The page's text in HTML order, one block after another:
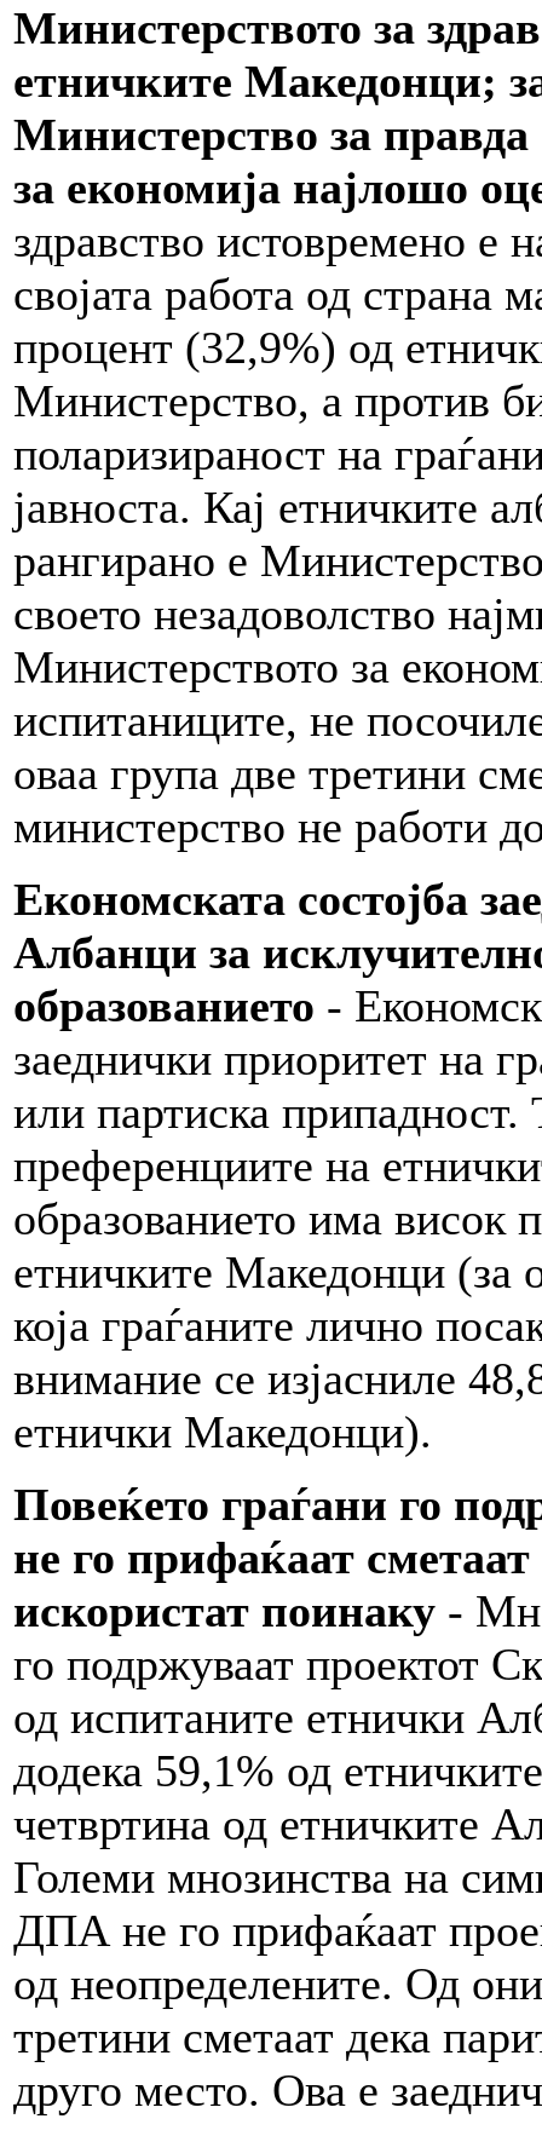
Министерството за
етничките Македонци;
Министерство за
за економија најлошо
здравство истовремено е
својата работа од страна
процент (32,9%) од
Министерство, а против
поларизираност на
јавноста. Кај етничките
рангирано е
своето незадоволство
Министерството за
испитаниците, не
оваа група две третини
министерство не работи
Економската состојба
Албанци за
образованието -
заеднички приоритет на
или партиска
преференциите на
образованието има висок
етничките Македонци (за
која граѓаните лично
внимание се изјасниле
етнички Македонци).
Повеќето граѓани го
не го прифаќаат
искористат поинаку -
го подржуваат проектот
од испитаните етнички
додека 59,1% од
четвртина од етничките
Големи мнозинства на
ДПА не го прифаќаат
од неопределените. Од
третини сметаат дека
друго место. Ова е